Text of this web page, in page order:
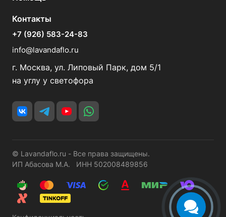
Контакты
+7 (926) 583-24-83
info@lavandaflo.ru
г. Москва, ул. Липовый Парк, дом 5/1
на углу у светофора
© Lavandaflo.ru - Все права защищены.
ИП Абасова М.А. ИНН 502008489856